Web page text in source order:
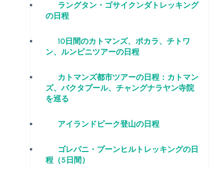
ラングタン・ゴサイクンダトレッキング
の日程
10日間のカトマンズ、ポカラ、チトワ
ン、ルンビニツアーの日程
カトマンズ都市ツアーの日程：カトマン
ズ、バクタプール、チャングナラヤン寺院
を巡る
アイランドピーク登山の日程
ゴレパニ・プーンヒルトレッキングの日
程（5日間）